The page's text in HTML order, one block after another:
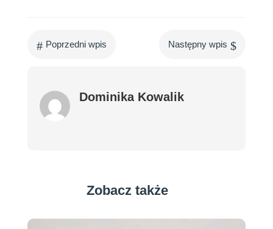
# Poprzedni wpis Następny wpis $
Dominika Kowalik
Zobacz także